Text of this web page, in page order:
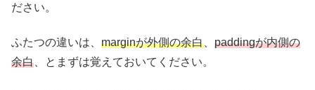
ださい。
ふたつの違いは、 marginが外側の余白
paddingが内側の
余白 、とまずは覚えておいてください。